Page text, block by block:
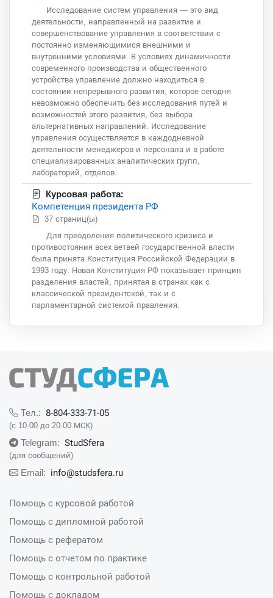
Исследование систем управления — это вид
деятельности, направленный на развитие и
совершенствование управления в соответствии с
постоянно изменяющимися внешними и
внутренними условиями. В условиях динамичности
современного производства и общественного
устройства управление должно находиться в
состоянии непрерывного развития, которое сегодня
невозможно обеспечить без исследования путей и
возможностей этого развития, без выбора
альтернативных направлений. Исследование
управления осуществляется в каждодневной
деятельности менеджеров и персонала и в работе
специализированных аналитических групп,
лабораторий, отделов.
Курсовая работа:
Компетенция президента РФ
37 страниц(ы)
Для преодоления политического кризиса и
противостояния всех ветвей государственной власти
была принята Конституция Российской Федерации в
1993 году. Новая Конституция РФ показывает принцип
разделения властей, принятая в странах как с
классической президентской, так и с
парламентарной системой правления.
Тел.: 8-804-333-71-05
(с 10-00 до 20-00 МСК)
Telegram: StudSfera
(для сообщений)
Email: info@studsfera.ru
Помощь с курсовой работой
Помощь с дипломной работой
Помощь с рефератом
Помощь с отчетом по практике
Помощь с контрольной работой
Помощь с докладом